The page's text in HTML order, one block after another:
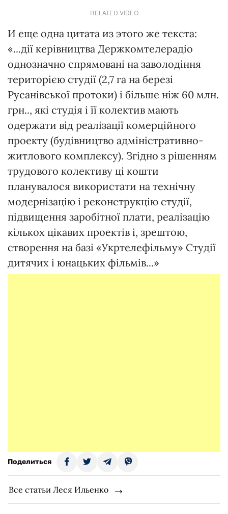
RELATED VIDEO
И еще одна цитата из этого же текста:
«...дії керівництва Держкомтелерадіо
однозначно спрямовані на заволодіння
територією студії (2,7 га на березі
Русанівської протоки) і більше ніж 60 млн.
грн.., які студія і її колектив мають
одержати від реалізації комерційного
проекту (будівництво адміністративно-
житлового комплексу). Згідно з рішенням
трудового колективу ці кошти
планувалося використати на технічну
модернізацію і реконструкцію студії,
підвищення заробітної плати, реалізацію
кількох цікавих проектів і, зрештою,
створення на базі «Укртелефільму» Студії
дитячих і юнацьких фільмів...»
Поделиться
Все статьи Леся Ильенко